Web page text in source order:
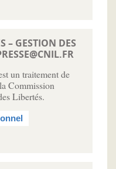
– GESTION DES
un traitement de
Commission
Libertés.